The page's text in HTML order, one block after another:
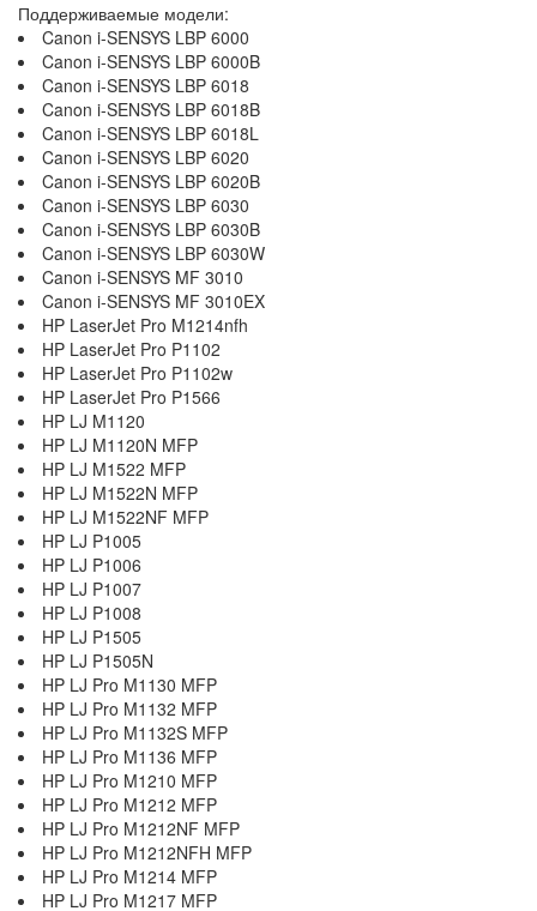
Поддерживаемые модели:
Canon i-SENSYS LBP 6000
Canon i-SENSYS LBP 6000B
Canon i-SENSYS LBP 6018
Canon i-SENSYS LBP 6018B
Canon i-SENSYS LBP 6018L
Canon i-SENSYS LBP 6020
Canon i-SENSYS LBP 6020B
Canon i-SENSYS LBP 6030
Canon i-SENSYS LBP 6030B
Canon i-SENSYS LBP 6030W
Canon i-SENSYS MF 3010
Canon i-SENSYS MF 3010EX
HP LaserJet Pro M1214nfh
HP LaserJet Pro P1102
HP LaserJet Pro P1102w
HP LaserJet Pro P1566
HP LJ M1120
HP LJ M1120N MFP
HP LJ M1522 MFP
HP LJ M1522N MFP
HP LJ M1522NF MFP
HP LJ P1005
HP LJ P1006
HP LJ P1007
HP LJ P1008
HP LJ P1505
HP LJ P1505N
HP LJ Pro M1130 MFP
HP LJ Pro M1132 MFP
HP LJ Pro M1132S MFP
HP LJ Pro M1136 MFP
HP LJ Pro M1210 MFP
HP LJ Pro M1212 MFP
HP LJ Pro M1212NF MFP
HP LJ Pro M1212NFH MFP
HP LJ Pro M1214 MFP
HP LJ Pro M1217 MFP